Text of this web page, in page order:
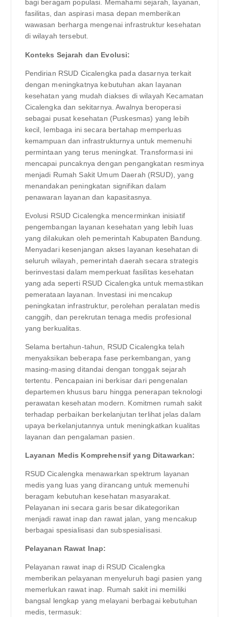
bagi beragam populasi. Memahami sejarah, layanan,
fasilitas, dan aspirasi masa depan memberikan
wawasan berharga mengenai infrastruktur kesehatan
di wilayah tersebut.
Konteks Sejarah dan Evolusi:
Pendirian RSUD Cicalengka pada dasarnya terkait
dengan meningkatnya kebutuhan akan layanan
kesehatan yang mudah diakses di wilayah Kecamatan
Cicalengka dan sekitarnya. Awalnya beroperasi
sebagai pusat kesehatan (Puskesmas) yang lebih
kecil, lembaga ini secara bertahap memperluas
kemampuan dan infrastrukturnya untuk memenuhi
permintaan yang terus meningkat. Transformasi ini
mencapai puncaknya dengan pengangkatan resminya
menjadi Rumah Sakit Umum Daerah (RSUD), yang
menandakan peningkatan signifikan dalam
penawaran layanan dan kapasitasnya.
Evolusi RSUD Cicalengka mencerminkan inisiatif
pengembangan layanan kesehatan yang lebih luas
yang dilakukan oleh pemerintah Kabupaten Bandung.
Menyadari kesenjangan akses layanan kesehatan di
seluruh wilayah, pemerintah daerah secara strategis
berinvestasi dalam memperkuat fasilitas kesehatan
yang ada seperti RSUD Cicalengka untuk memastikan
pemerataan layanan. Investasi ini mencakup
peningkatan infrastruktur, perolehan peralatan medis
canggih, dan perekrutan tenaga medis profesional
yang berkualitas.
Selama bertahun-tahun, RSUD Cicalengka telah
menyaksikan beberapa fase perkembangan, yang
masing-masing ditandai dengan tonggak sejarah
tertentu. Pencapaian ini berkisar dari pengenalan
departemen khusus baru hingga penerapan teknologi
perawatan kesehatan modern. Komitmen rumah sakit
terhadap perbaikan berkelanjutan terlihat jelas dalam
upaya berkelanjutannya untuk meningkatkan kualitas
layanan dan pengalaman pasien.
Layanan Medis Komprehensif yang Ditawarkan:
RSUD Cicalengka menawarkan spektrum layanan
medis yang luas yang dirancang untuk memenuhi
beragam kebutuhan kesehatan masyarakat.
Pelayanan ini secara garis besar dikategorikan
menjadi rawat inap dan rawat jalan, yang mencakup
berbagai spesialisasi dan subspesialisasi.
Pelayanan Rawat Inap:
Pelayanan rawat inap di RSUD Cicalengka
memberikan pelayanan menyeluruh bagi pasien yang
memerlukan rawat inap. Rumah sakit ini memiliki
bangsal lengkap yang melayani berbagai kebutuhan
medis, termasuk: